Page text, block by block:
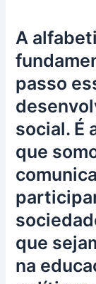
A
passo
social. É
que
que
na